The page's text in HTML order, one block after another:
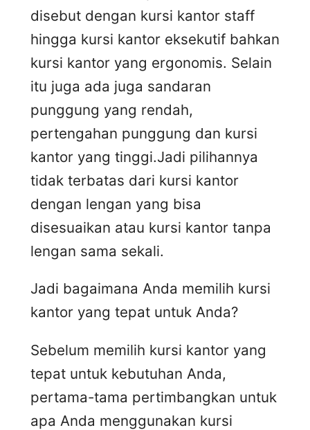
disebut dengan kursi kantor staff
hingga kursi kantor eksekutif bahkan
kursi kantor yang ergonomis. Selain
itu juga ada juga sandaran
punggung yang rendah,
pertengahan punggung dan kursi
kantor yang tinggi.Jadi pilihannya
tidak terbatas dari kursi kantor
dengan lengan yang bisa
disesuaikan atau kursi kantor tanpa
lengan sama sekali.
Jadi bagaimana Anda memilih kursi
kantor yang tepat untuk Anda?
Sebelum memilih kursi kantor yang
tepat untuk kebutuhan Anda,
pertama-tama pertimbangkan untuk
apa Anda menggunakan kursi